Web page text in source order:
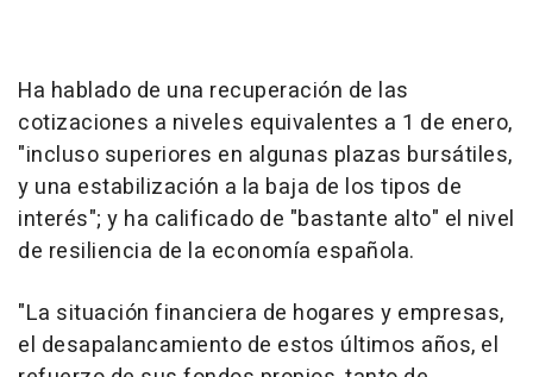
Ha hablado de una recuperación de las
cotizaciones a niveles equivalentes a 1 de enero,
"incluso superiores en algunas plazas bursátiles,
y una estabilización a la baja de los tipos de
interés"; y ha calificado de "bastante alto" el nivel
de resiliencia de la economía española.
"La situación financiera de hogares y empresas,
el desapalancamiento de estos últimos años, el